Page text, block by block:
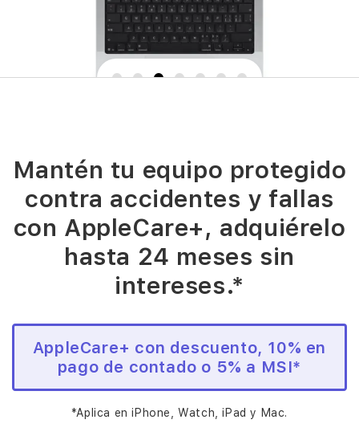
Mantén tu equipo protegido
contra accidentes y fallas
con AppleCare+, adquiérelo
hasta 24 meses sin
intereses.*
AppleCare+ con descuento, 10% en
pago de contado o 5% a MSI*
*Aplica en iPhone, Watch, iPad y Mac.